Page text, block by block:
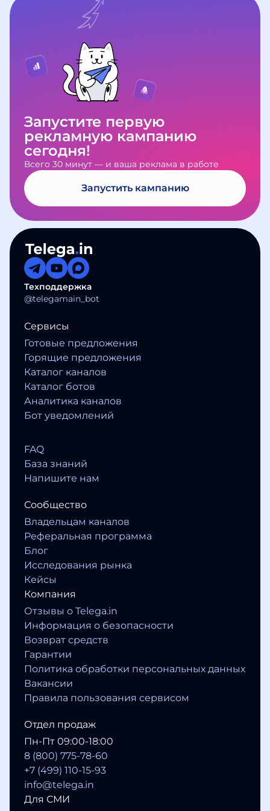
каналов и соберём статистику. По
итогам вы получите подробный
нарушениями, мы вернём деньги в
полном объёме.
обновления и полезные
материалы. Если возникнут
вопросы по работе сервиса,
напишите в
Telegram-бот
поддержки— мы всегда на связи.
Запустите первую
рекламную кампанию
сегодня!
Всего 30 минут — и ваша реклама в работе
Запустить кампанию
Техподдержка
@telegamain_bot
Сервисы
Готовые предложения
Горящие предложения
Каталог каналов
Каталог ботов
Аналитика каналов
Бот уведомлений
FAQ
База знаний
Напишите нам
Сообщество
Владельцам каналов
Реферальная программа
Блог
Исследования рынка
Кейсы
Компания
Отзывы о Telega.in
Информация о безопасности
Возврат средств
Гарантии
Политика обработки персональных данных
Вакансии
Правила пользования сервисом
Отдел продаж
Пн-Пт 09:00-18:00
8 (800) 775-78-60
+7 (499) 110-15-93
info@telega.in
Для СМИ